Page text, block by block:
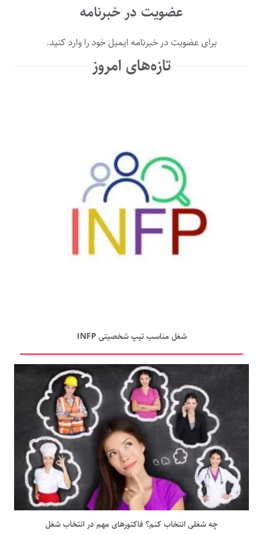
عضویت در خبرنامه
برای عضویت در خبرنامه ایمیل خود را وارد کنید.
تازه‌های امروز
شغل مناسب تیپ شخصیتی INFP
چه شغلی انتخاب کنم؟ فاکتورهای مهم در انتخاب شغل